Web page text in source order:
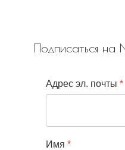
Подписаться на
Адрес эл. почты *
Имя *